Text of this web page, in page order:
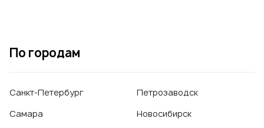
По городам
Санкт-Петербург
Самара
Петрозаводск
Новосибирск